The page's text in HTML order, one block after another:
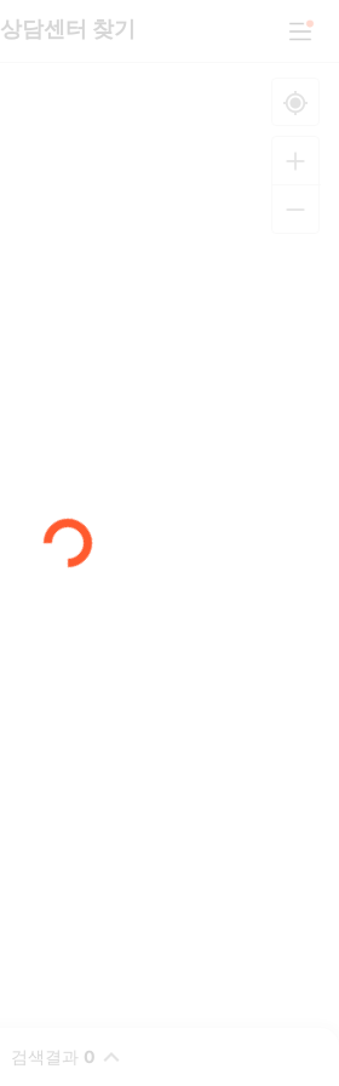
상담센터 찾기
검색결과 0